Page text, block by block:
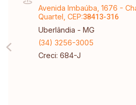
Avenida Imbaúba, 1676 -
Quartel, CEP:38413-316
Uberlândia - MG
(34) 3256-3005
Creci: 684-J